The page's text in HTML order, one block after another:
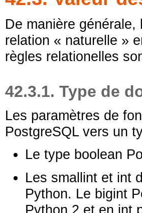
De manière
relation « naturelle »
règles relationelles
42.3.1. Type de
Les paramètres de
PostgreSQL vers un
Le type boolean
Les smallint et int
Python. Le bigint
Python 2 et en int